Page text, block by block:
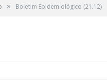
» Boletim Epidemiológico (21.12)